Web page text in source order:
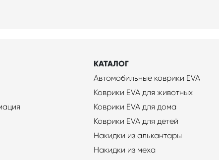
КАТАЛОГ
Автомобильные коврики EVA
Коврики EVA для животных
Коврики EVA для дома
Коврики EVA для детей
Накидки из алькантары
Накидки из меха